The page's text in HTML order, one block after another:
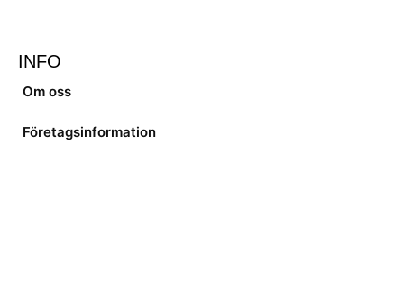
INFO
Om oss
Företagsinformation